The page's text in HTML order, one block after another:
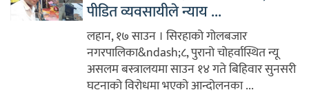
पीडित व्यवसायीले न्याय ...
लहान, १७ साउन । सिरहाको गोलबजार
नगरपालिका&ndash;८, पुरानो चोहर्वास्थित न्यू
असलम बस्त्रालयमा साउन १४ गते बिहिवार सुनसरी
घटनाको विरोधमा भएको आन्दोलनका ...